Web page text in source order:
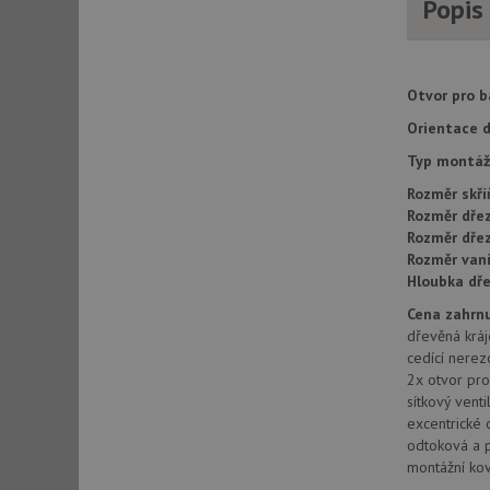
Otvor pro
Orientace
Typ
Rozměr
Rozměr
Rozměr
Rozměr
Hloubka
Cena
dřevěná
cedící
2x otvor
sítkový
excentrické
odtoková a
montážní
CookieScriptConsent
AUTORIZACE
_ga_9T91YFLEPX
Název
__Secure-YNID